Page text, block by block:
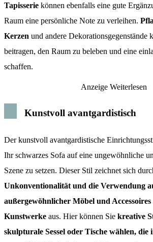
Tapisserie können ebenfalls eine gute
Raum eine persönliche Note zu verleihen.
Kerzen und andere Dekorationsgegenstände
beitragen, den Raum zu beleben und eine
schaffen.
Anzeige Weiterlesen
Kunstvoll avantgardistisch
Der kunstvoll avantgardistische
Ihr schwarzes Sofa auf eine ungewöhnliche
Szene zu setzen. Dieser Stil zeichnet sich
Unkonventionalität und die Verwendung
außergewöhnlicher Möbel und
Kunstwerke aus. Hier können Sie kreative
skulpturale Sessel oder Tische wählen,